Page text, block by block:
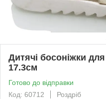
Дитячі босоніжки
17.3см
Готово до відправки
Код: 60712
Роздріб